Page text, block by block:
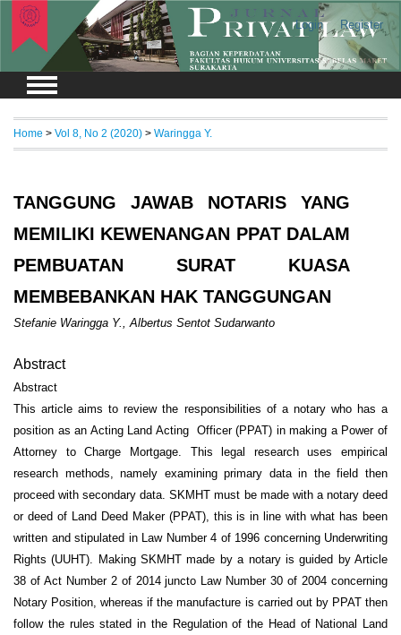
Login Register
Home > Vol 8, No 2 (2020) > Waringga Y.
TANGGUNG JAWAB NOTARIS YANG
MEMILIKI KEWENANGAN PPAT DALAM
PEMBUATAN SURAT KUASA
MEMBEBANKAN HAK TANGGUNGAN
Stefanie Waringga Y., Albertus Sentot Sudarwanto
Abstract
Abstract
This article aims to review the responsibilities of a notary who has a
position as an Acting Land Acting Officer (PPAT) in making a Power of
Attorney to Charge Mortgage. This legal research uses empirical
research methods, namely examining primary data in the field then
proceed with secondary data. SKMHT must be made with a notary deed
or deed of Land Deed Maker (PPAT), this is in line with what has been
written and stipulated in Law Number 4 of 1996 concerning Underwriting
Rights (UUHT). Making SKMHT made by a notary is guided by Article
38 of Act Number 2 of 2014 juncto Law Number 30 of 2004 concerning
Notary Position, whereas if the manufacture is carried out by PPAT then
follow the rules stated in the Regulation of the Head of National Land